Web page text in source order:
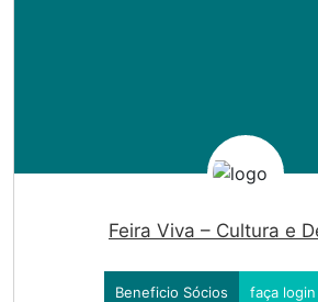
Feira Viva – Cultura e
Beneficio Sócios faça